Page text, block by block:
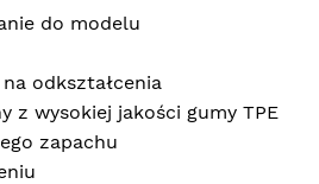
do modelu
odkształcenia
z wysokiej jakości gumy TPE
zapachu